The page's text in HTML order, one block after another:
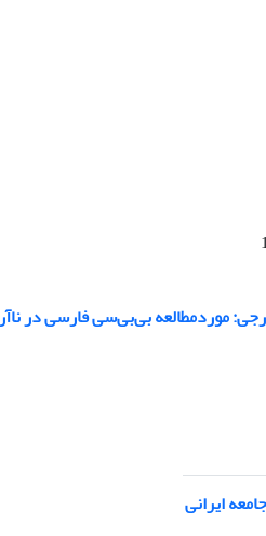
بی‌بی‌سی فارسی در
ایرانی